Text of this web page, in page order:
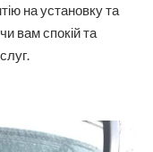
на установку та
вам спокій та